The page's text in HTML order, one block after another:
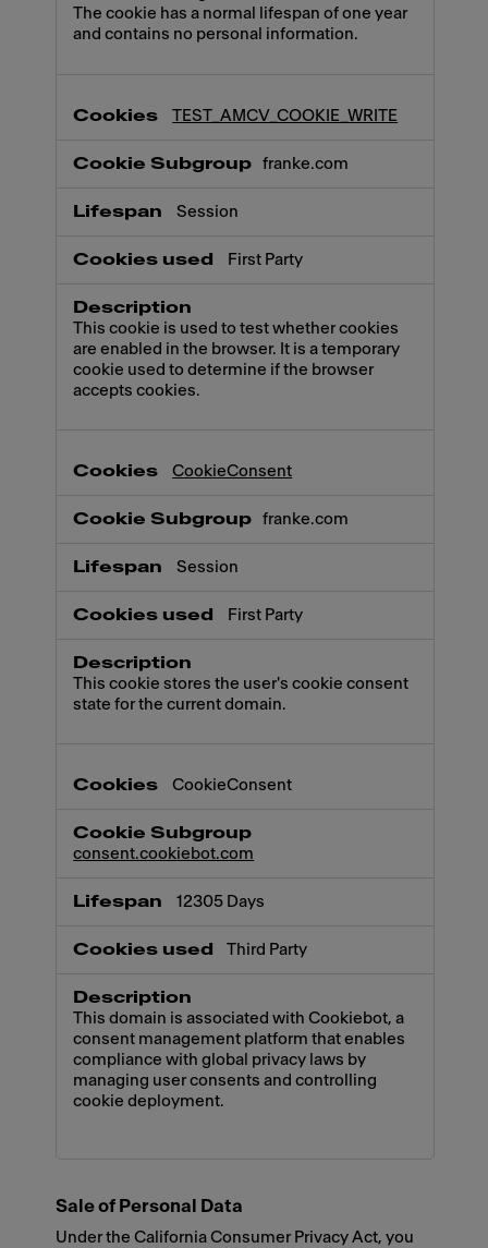
The cookie has a normal lifespan of one year
and contains no personal information.
TEST_AMCV_COOKIE_WRITE
franke.com
Session
First Party
This cookie is used to test whether cookies
are enabled in the browser. It is a temporary
cookie used to determine if the browser
accepts cookies.
CookieConsent
franke.com
Session
First Party
This cookie stores the user's cookie consent
state for the current domain.
CookieConsent
consent.cookiebot.com
12305 Days
Third Party
This domain is associated with Cookiebot, a
consent management platform that enables
compliance with global privacy laws by
managing user consents and controlling
cookie deployment.
Sale of Personal Data
Under the California Consumer Privacy Act, you